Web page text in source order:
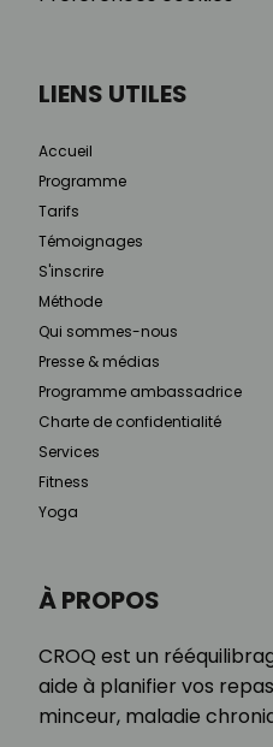
À PROPOS
CROQ est un
aide à planifier vos
minceur, maladie
LIENS UTILES
Accueil
Programme
Tarifs
Témoignages
S'inscrire
Méthode
Qui sommes-nous
Presse & médias
Programme ambassadrice
Charte de confidentialité
Services
Fitness
Yoga